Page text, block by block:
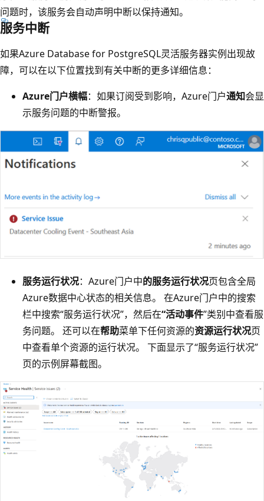
问题时，该服务会自动声明中断以保持通知。
服务中断
如果Azure Database for PostgreSQL灵活服务器实例出现故
障，可以在以下位置找到有关中断的更多详细信息：
Azure门户横幅：如果订阅受到影响，Azure门户通知会显
示服务问题的中断警报。
服务运行状况：Azure门户中的服务运行状况页包含全局
Azure数据中心状态的相关信息。 在Azure门户中的搜索
栏中搜索“服务运行状况”，然后在“活动事件”类别中查看服
务问题。 还可以在帮助菜单下任何资源的资源运行状况页
中查看单个资源的运行状况。 下面显示了“服务运行状况”
页的示例屏幕截图。